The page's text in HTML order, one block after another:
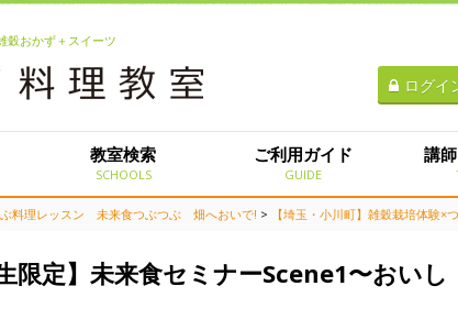
穀おかず＋スイーツ
ログイ
教室検索
SCHOOLS
ご利用ガイド
GUIDE
講
ぶ料理レッスン 未来食つぶつぶ 畑へおいで! > 【埼玉・小川町】雑穀栽培体験×つぶ
限定】未来食セミナーScene1〜おいし